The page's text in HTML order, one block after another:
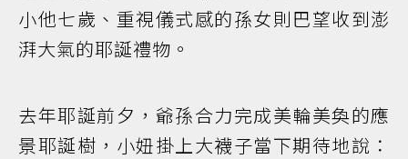
小他七歲、重視儀式感的孫女則巴望收到澎
湃大氣的耶誕禮物。
去年耶誕前夕，爺孫合力完成美輪美奐的應
景耶誕樹，小妞掛上大襪子當下期待地說：